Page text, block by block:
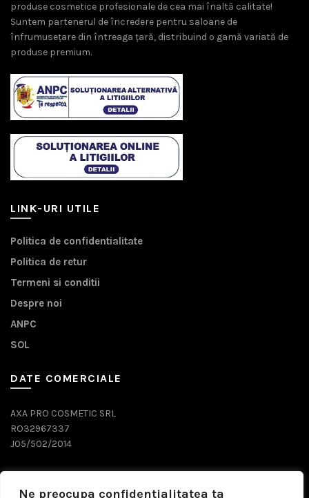
Ne preocupa confidentialitatea ta
produse cosmetice profesionale de cea mai înaltă calitate!
Suntem partenerul de încredere pentru saloane de
înfrumusețare din întreaga țară, distribuind o gamă variată de
produse premium.
LINK-URI UTILE
Politica de confidentialitate
Politica de retur
Termeni si conditii
Despre noi
ANPC
SOL
DATE COMERCIALE
AXA PRO COSMETIC SRL
RO32967337
J05/502/2014